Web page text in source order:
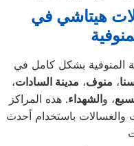
هيتاشي في
المنوفية بشكل كامل في
، منوف، مدينة السادات،
، والشهداء. هذه المراكز
والغسالات باستخدام أحدث